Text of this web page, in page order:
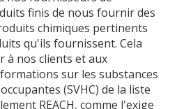
finis de nous fournir des
chimiques pertinents
qu'ils fournissent. Cela
à nos clients et aux
sur les substances
(SVHC) de la liste
REACH, comme l'exige